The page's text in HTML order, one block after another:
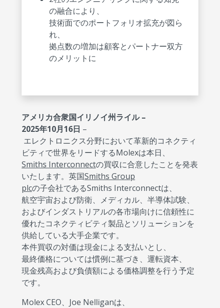
の融合により、
技術面でのポートフォリオ拡充が図ら
れ、
拠点数の増加は顧客とパートナー双方
のメリットに
アメリカ合衆国イリノイ州ライル –
2025年10月16日 –
エレクトロニクス分野において革新的コネクティ
ビティで世界をリードするMolexは本日、
Smiths Interconnectの買収に合意したことを発表
いたします。英国Smiths Group
plcの子会社であるSmiths Interconnectは、
航空宇宙および防衛、メディカル、半導体試験、
およびインダストリアルの各市場向けに信頼性に
優れたコネクティビティ製品とソリューションを
供給している大手企業です。
本件買収の対価は現金による支払いとし、
最終価格については慣例に基づき、運転資本、
現金残高および負債額による価格調整を行う予定
です。
Molex CEO、Joe Nelliganは、